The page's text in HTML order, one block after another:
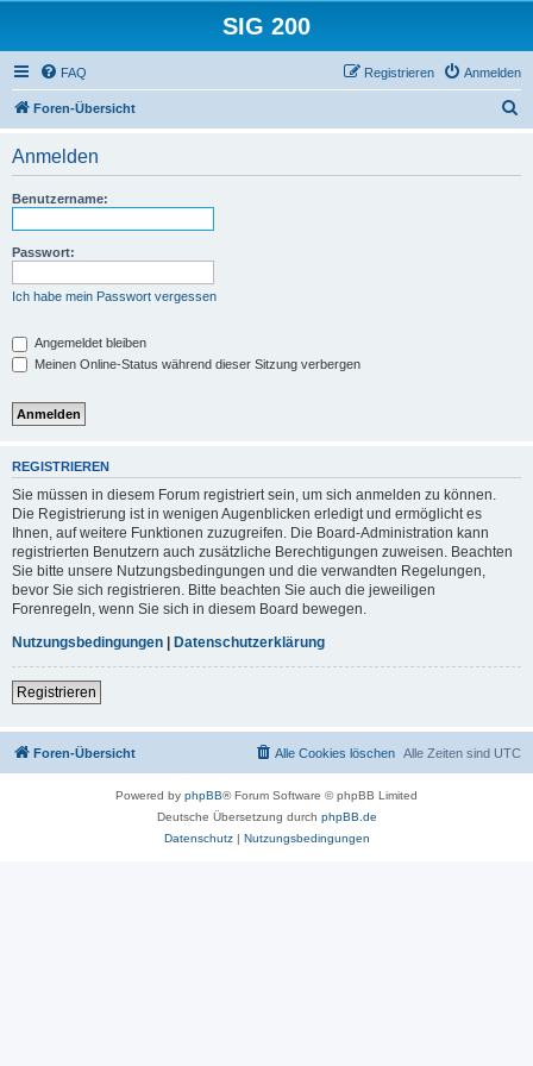
SIG 200
FAQ Anmelden
Registrieren
Foren-Übersicht
Anmelden
Benutzername:
Passwort:
Ich habe mein Passwort vergessen
Angemeldet bleiben
Meinen Online-Status während dieser Sitzung verbergen
REGISTRIEREN
Sie müssen in diesem Forum registriert sein, um sich anmelden zu können.
Die Registrierung ist in wenigen Augenblicken erledigt und ermöglicht es
Ihnen, auf weitere Funktionen zuzugreifen. Die Board-Administration kann
registrierten Benutzern auch zusätzliche Berechtigungen zuweisen. Beachten
Sie bitte unsere Nutzungsbedingungen und die verwandten Regelungen,
bevor Sie sich registrieren. Bitte beachten Sie auch die jeweiligen
Forenregeln, wenn Sie sich in diesem Board bewegen.
Nutzungsbedingungen | Datenschutzerklärung
Registrieren
Foren-Übersicht Alle Zeiten sind UTC
Alle Cookies löschen
Powered by phpBB® Forum Software © phpBB Limited
Deutsche Übersetzung durch phpBB.de
Datenschutz| Nutzungsbedingungen